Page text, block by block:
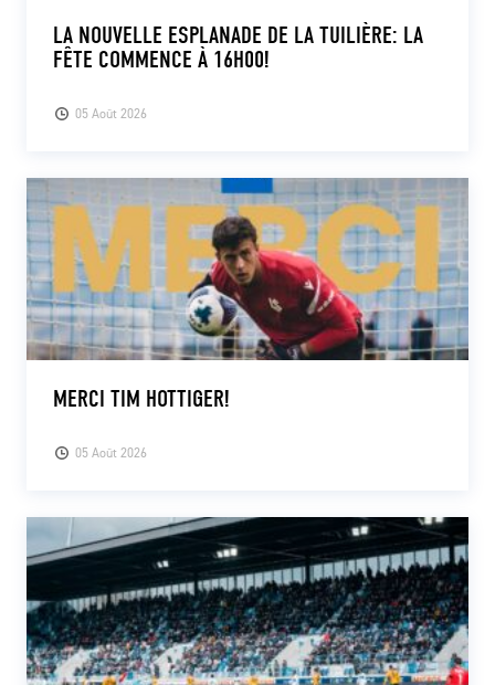
05 Août 2026
LA NOUVELLE ESPLANADE DE LA TUILIÈRE: LA
FÊTE COMMENCE À 16H00!
05 Août 2026
MERCI TIM HOTTIGER!